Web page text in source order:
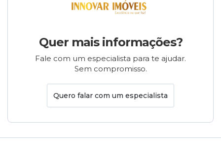
Quer mais informações?
Fale com um especialista para te ajudar.
Sem compromisso.
Quero falar com um especialista